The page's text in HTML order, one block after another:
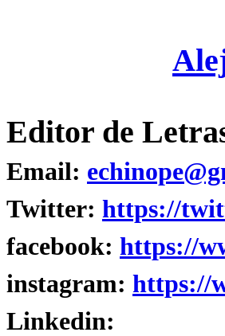
Editor de
Email:
Twitter: https://
facebook: https://
instagram: https://
Linkedin: